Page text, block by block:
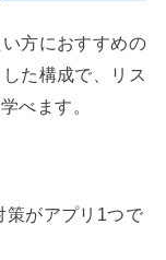
方におすすめの
た構成で、リス
べます。
策がアプリ1つで